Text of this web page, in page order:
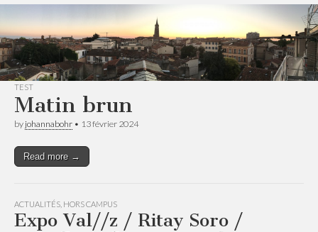
TEST
Matin brun
by johannabohr • 13 février 2024
Read more →
ACTUALITÉS HORS CAMPUS
Expo Val//z / Ritay Soro /